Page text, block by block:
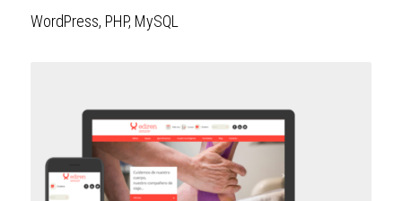
WordPress, PHP, MySQL